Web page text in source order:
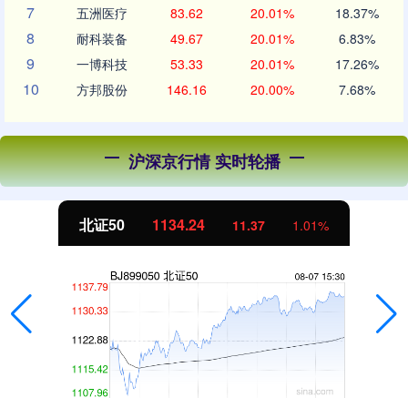
7 五洲医疗 83.62 20.01% 18.37%
8 耐科装备 49.67 20.01% 6.83%
9 一博科技 53.33 20.01% 17.26%
10 方邦股份 146.16 20.00% 7.68%
沪深京行情 实时轮播
北证50 1134.24 11.37 1.01%